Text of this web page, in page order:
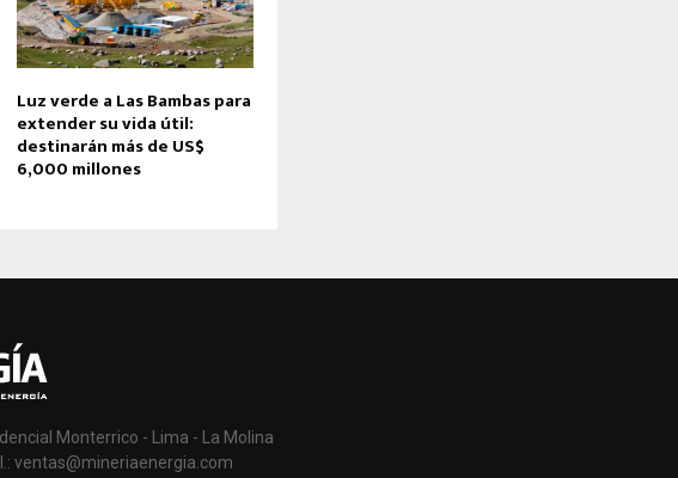
Luz verde a Las Bambas para
extender su vida útil:
destinarán más de US$
6,000 millones
Monterrico - Lima - La Molina
ventas@mineriaenergia.com